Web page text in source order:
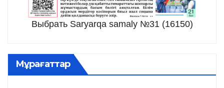
Выбрать Saryarqa samaly №31 (16150)
Мұрағаттар